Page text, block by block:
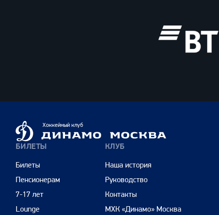
Динамо
Москва
Хоккейный клуб
БИЛЕТЫ
Билеты
Пенсионерам
7-17 лет
Lounge
КЛУБ
Наша история
Руководство
Контакты
МХК «Динамо» Москва